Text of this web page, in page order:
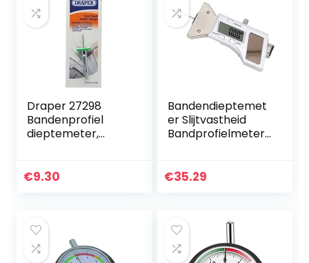
Draper 27298
Bandenprofiel
dieptemeter,
€9.30
Bandendieptemet
er Slijtvastheid
Bandprofielmeter
Bandprofieldiepte
€35.29